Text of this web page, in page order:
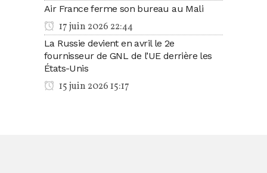
Air France ferme son bureau au Mali
17 juin 2026 22:44
La Russie devient en avril le 2e
fournisseur de GNL de l’UE derrière les
États-Unis
15 juin 2026 15:17